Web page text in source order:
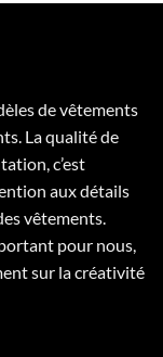
de vêtements
La qualité de
c’est
aux détails
vêtements.
pour nous,
sur la créativité